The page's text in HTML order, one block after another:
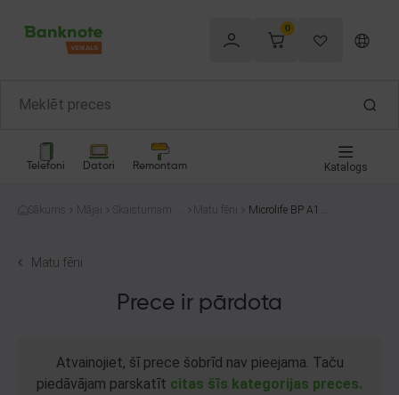
0
Telefoni Datori Remontam Katalogs
Sākums Mājai
Skaistumam u
Matu fēni
Microlife BP A1 E
Matu fēni
Prece ir pārdota
Atvainojiet, šī prece šobrīd nav pieejama. Taču
piedāvājam parskatīt citas šīs kategorijas preces.